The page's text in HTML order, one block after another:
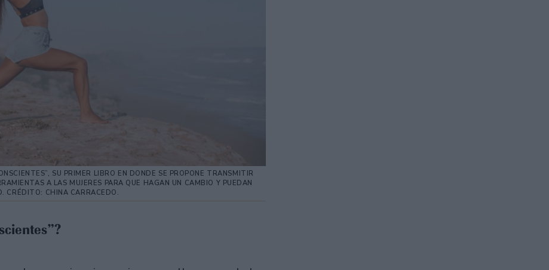
SU PRIMER LIBRO EN DONDE SE PROPONE TRANSMITIR
A LAS MUJERES PARA QUE HAGAN UN CAMBIO Y PUEDAN
CRÉDITO: CHINA CARRACEDO.